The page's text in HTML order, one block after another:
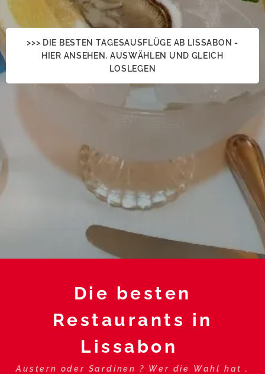
>>> DIE BESTEN TAGESAUSFLÜGE AB LISSABON -
HIER ANSEHEN, AUSWÄHLEN UND GLEICH
LOSLEGEN
Die besten
Restaurants in
Lissabon
Austern oder Sardinen ? Wer die Wahl hat ,